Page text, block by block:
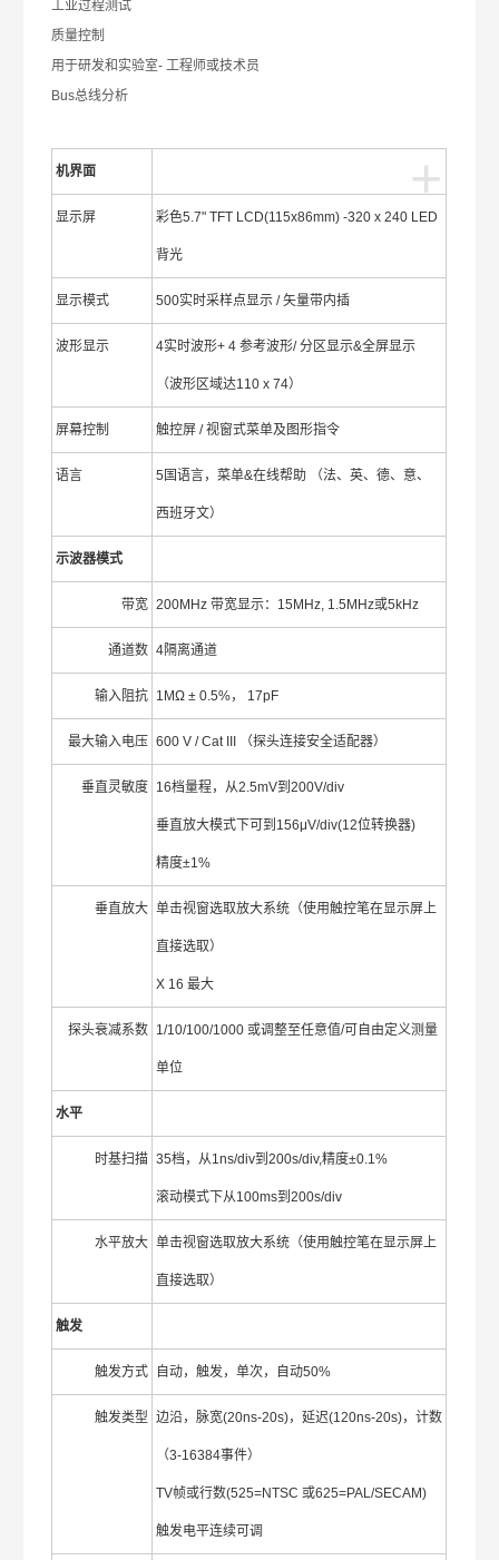
工业过程测试
质量控制
用于研发和实验室- 工程师或技术员
Bus总线分析
+
机界面
显示屏 彩色5.7" TFT LCD(115x86mm) -320 x 240 LED
背光
显示模式 500实时采样点显示 / 矢量带内插
波形显示 4实时波形+ 4 参考波形/ 分区显示&全屏显示
（波形区域达110 x 74）
屏幕控制 触控屏 / 视窗式菜单及图形指令
语言 5国语言，菜单&在线帮助 （法、英、德、意、
西班牙文）
示波器模式
带宽 200MHz 带宽显示：15MHz, 1.5MHz或5kHz
通道数 4隔离通道
输入阻抗 1MΩ ± 0.5%， 17pF
最大输入电压 600 V / Cat III （探头连接安全适配器）
垂直灵敏度 16档量程，从2.5mV到200V/div
垂直放大模式下可到156μV/div(12位转换器)
精度±1%
垂直放大 单击视窗选取放大系统（使用触控笔在显示屏上
直接选取）
X 16 最大
探头衰减系数 1/10/100/1000 或调整至任意值/可自由定义测量
单位
水平
时基扫描 35档，从1ns/div到200s/div,精度±0.1%
滚动模式下从100ms到200s/div
水平放大 单击视窗选取放大系统（使用触控笔在显示屏上
直接选取）
触发
触发方式 自动，触发，单次，自动50%
触发类型 边沿，脉宽(20ns-20s)，延迟(120ns-20s)，计数
（3-16384事件）
TV帧或行数(525=NTSC 或625=PAL/SECAM)
触发电平连续可调